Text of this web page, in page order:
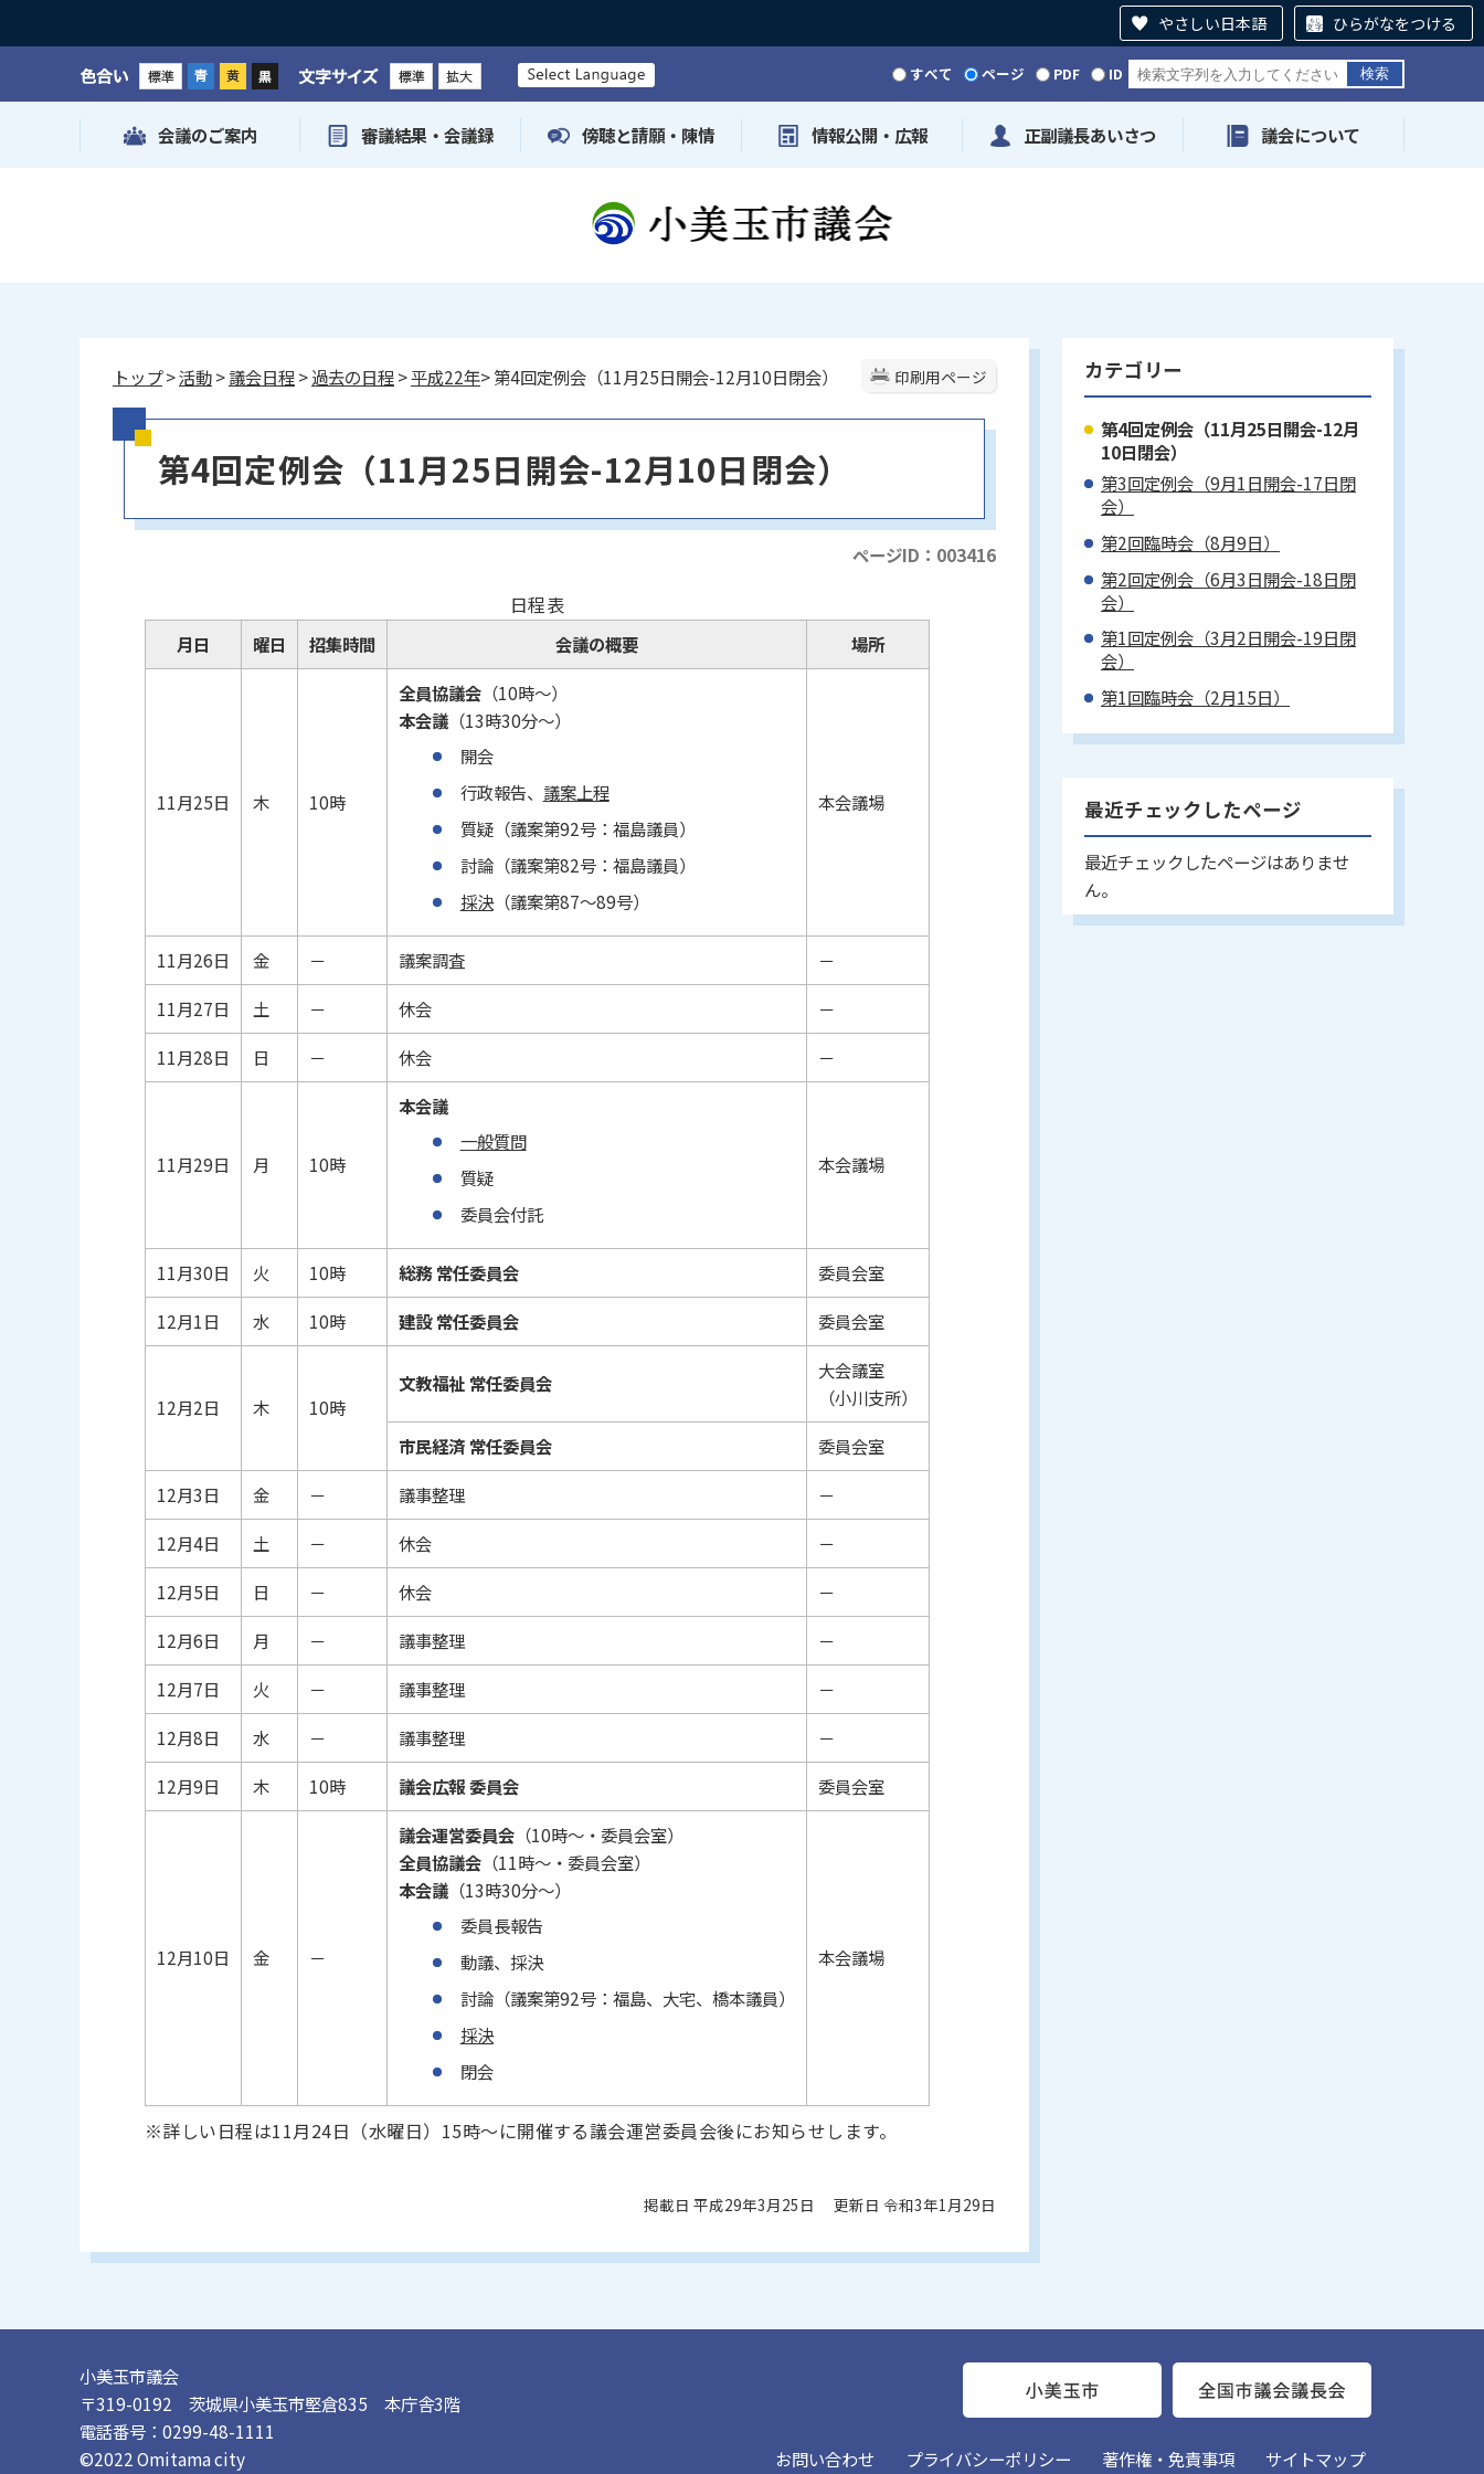
やさしい日本語 ひらがなをつける
色合い 文字サイズ すべて ページ PDF ID
会議のご案内 審議結果・会議録 傍聴と請願・陳情 情報公開・広報 正副議長あいさつ 議会について
印刷用ページ
トップ>活動>議会日程>過去の日程>平成22年> 第4回定例会（11月25日開会-12月10日閉会）
第4回定例会（11月25日開会-12月10日閉会）
ページID：003416
日程表
月日 曜日 招集時間 会議の概要 場所
11月25日 木 10時
全員協議会（10時～）
本会議（13時30分～）
開会
行政報告、 議案上程
質疑（議案第92号：福島議員）
討論（議案第82号：福島議員）
採決（議案第87～89号）
本会議場
11月26日 金 － 議案調査
－
11月27日
土 － 休会
－
11月28日
日 － 休会 －
11月29日 月 10時
本会議
一般質問
質疑
委員会付託
本会議場
11月30日 火 10時 総務 常任委員会
委員会室
12月1日
水 10時 建設 常任委員会 委員会室
12月2日 木 10時
文教福祉 常任委員会
大会議室
（小川支所）
市民経済 常任委員会
委員会室
12月3日
金 － 議事整理
－
12月4日
土 － 休会
－
12月5日
日 － 休会
－
12月6日
月 － 議事整理
－
12月7日
火 － 議事整理
－
12月8日
水 － 議事整理
－
12月9日
木 10時 議会広報 委員会 委員会室
12月10日 金 －
議会運営委員会（10時～・委員会室）
全員協議会（11時～・委員会室）
本会議（13時30分～）
委員長報告
動議、採決
討論（議案第92号：福島、大宅、橋本議員）
採決
閉会
本会議場
※詳しい日程は11月24日（水曜日）15時～に開催する議会運営委員会後にお知らせします。
掲載日 平成29年3月25日 更新日 令和3年1月29日
カテゴリー
第4回定例会（11月25日開会-12月
10日閉会）
第3回定例会（9月1日開会-17日閉
会）
第2回臨時会（8月9日）
第2回定例会（6月3日開会-18日閉
会）
第1回定例会（3月2日開会-19日閉
会）
第1回臨時会（2月15日）
最近チェックしたページ
最近チェックしたページはありませ
ん。
小美玉市議会
〒319-0192 茨城県小美玉市堅倉835 本庁舎3階
電話番号：0299-48-1111
©2022 Omitama city
お問い合わせ プライバシーポリシー 著作権・免責事項 サイトマップ